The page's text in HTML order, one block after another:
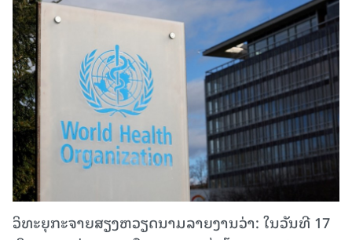
ວິທະຍຸກະຈາຍສຽງຫວຽດນາມລາຍງານວ່າ: ໃນວັນ​ທີ 17